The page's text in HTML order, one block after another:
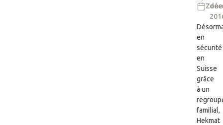
Zone
en
sécurité
en
Suisse
grâce
à un
familial,
Hekmat